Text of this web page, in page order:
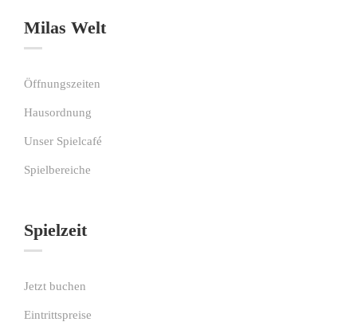
Milas Welt
Öffnungszeiten
Hausordnung
Unser Spielcafé
Spielbereiche
Spielzeit
Jetzt buchen
Eintrittspreise